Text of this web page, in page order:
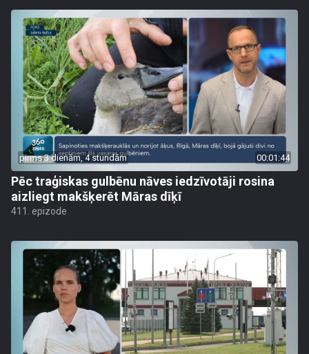
pirms 3 dienām, 4 stundām 00:01:44
Pēc traģiskas gulbēnu nāves iedzīvotāji rosina
aizliegt makšķerēt Māras dīķī
411. epizode